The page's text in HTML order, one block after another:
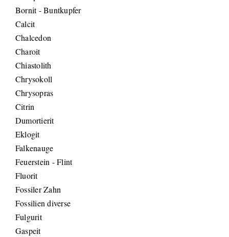
Bornit - Buntkupfer
Calcit
Chalcedon
Charoit
Chiastolith
Chrysokoll
Chrysopras
Citrin
Dumortierit
Eklogit
Falkenauge
Feuerstein - Flint
Fluorit
Fossiler Zahn
Fossilien diverse
Fulgurit
Gaspeit